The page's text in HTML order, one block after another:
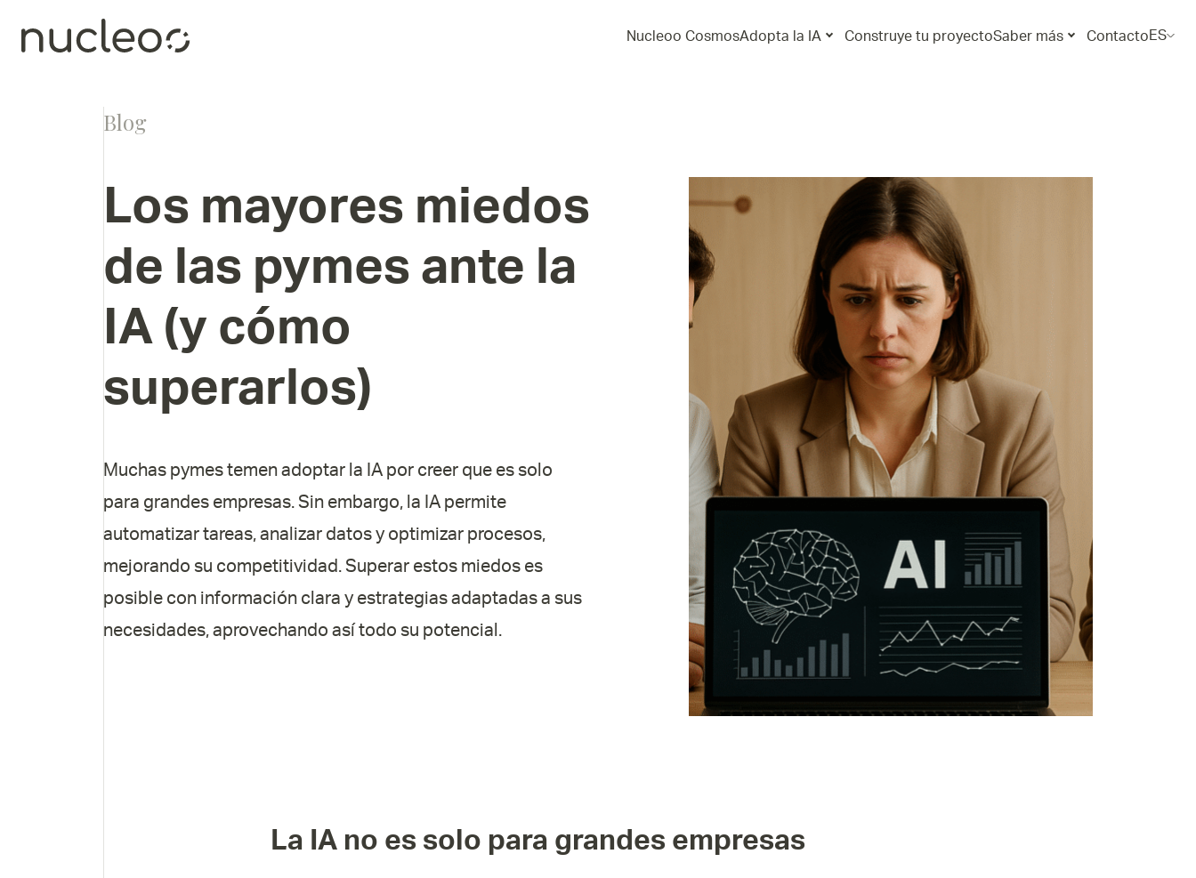
Nucleoo CosmosAdopta la IA Construye tu proyectoSaber más ContactoES
Blog
Los mayores miedos
de las pymes ante la
IA (y cómo
superarlos)
Muchas pymes temen adoptar la IA por creer que es solo
para grandes empresas. Sin embargo, la IA permite
automatizar tareas, analizar datos y optimizar procesos,
mejorando su competitividad. Superar estos miedos es
posible con información clara y estrategias adaptadas a sus
necesidades, aprovechando así todo su potencial.
La IA no es solo para grandes empresas